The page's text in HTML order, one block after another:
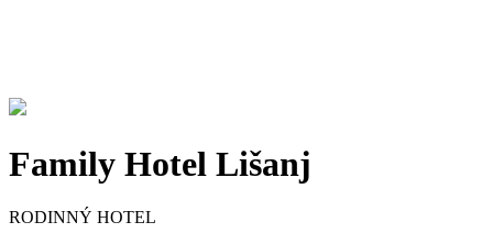
Family Hotel Lišanj
RODINNÝ HOTEL